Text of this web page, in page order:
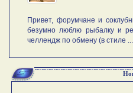
Привет, форумчане и
безумно люблю рыбалку и
челлендж по обмену (в стиле ...